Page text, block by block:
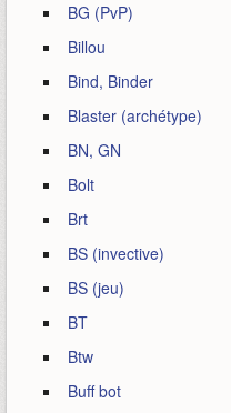
BG (PvP)
Billou
Bind, Binder
Blaster (archétype)
BN, GN
Bolt
Brt
BS (invective)
BS (jeu)
BT
Btw
Buff bot